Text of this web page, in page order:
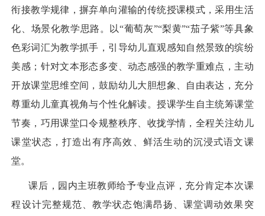
衔接教学规律，摒弃单向灌输的传统授课模式，采用生活
化、场景化教学思路。以“葡萄灰”“梨黄”“茄子紫”等具象
色彩词汇为教学抓手，引导幼儿直观感知自然景致的缤纷
美感；针对文本形态多变、动态感强的教学重难点，主动
开放课堂思维空间，鼓励幼儿大胆想象、自由表达，充分
尊重幼儿童真视角与个性化解读。授课学生自主统筹课堂
节奏，巧用课堂口令规整秩序、收拢学情，全程关注幼儿
课堂状态，打造出有序高效、鲜活生动的沉浸式语文课
堂。
课后，园内主班教师给予专业点评，充分肯定本次课
程设计完整规范、教学状态饱满昂扬、课堂调动效果突